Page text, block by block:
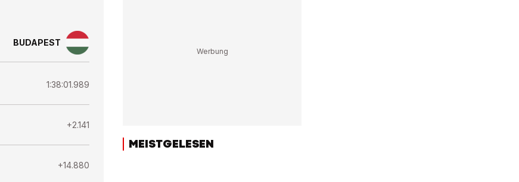
BUDAPEST
1:38:01.989
+2.141
+14.880
MEISTGELESEN